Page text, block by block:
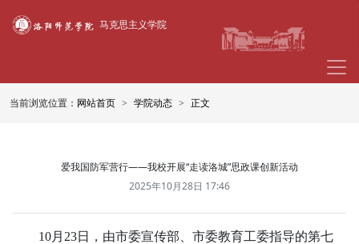
马克思主义学院
当前浏览位置： 网站首页 学院动态 正文
爱我国防军营行——我校开展“走读洛城”思政课创新活动
2025年10月28日 17:46
10月23日，由市委宣传部、市委教育工委指导的第七